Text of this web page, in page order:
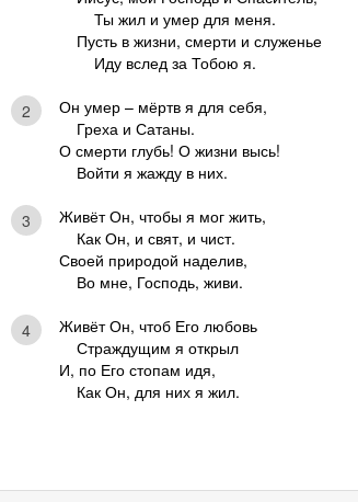
Ты жил и умер для меня.
Пусть в жизни, смерти и служенье
Иду вслед за Тобою я.
2
Он умер – мёртв я для себя,
Греха и Сатаны.
О смерти глубь! О жизни высь!
Войти я жажду в них.
3
Живёт Он, чтобы я мог жить,
Как Он, и свят, и чист.
Своей природой наделив,
Во мне, Господь, живи.
4
Живёт Он, чтоб Его любовь
Страждущим я открыл
И, по Его стопам идя,
Как Он, для них я жил.